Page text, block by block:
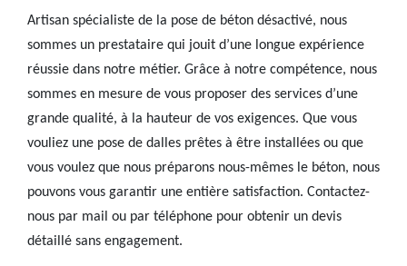
Artisan spécialiste de la pose de béton désactivé, nous
sommes un prestataire qui jouit d’une longue expérience
réussie dans notre métier. Grâce à notre compétence, nous
sommes en mesure de vous proposer des services d’une
grande qualité, à la hauteur de vos exigences. Que vous
vouliez une pose de dalles prêtes à être installées ou que
vous voulez que nous préparons nous-mêmes le béton, nous
pouvons vous garantir une entière satisfaction. Contactez-
nous par mail ou par téléphone pour obtenir un devis
détaillé sans engagement.